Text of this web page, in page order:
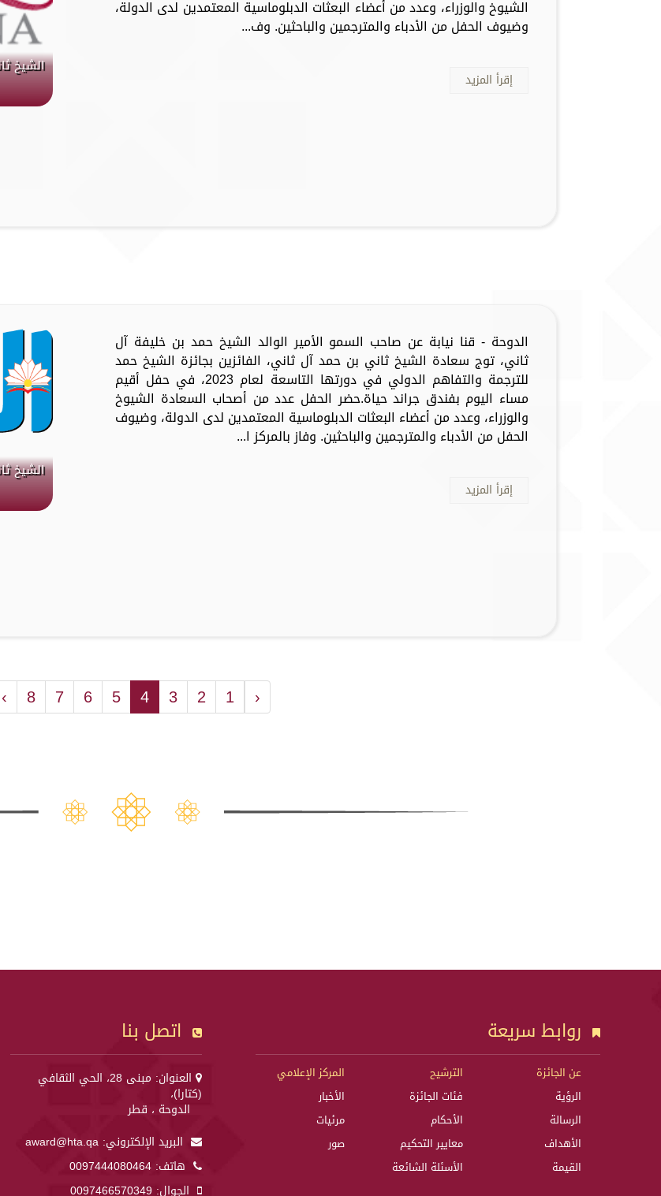
الشيخ
الشيوخ والوزراء، وعدد من أعضاء البعثات الدبلوماسية المعتمدين لدى الدولة،
وضيوف الحفل من الأدباء والمترجمين والباحثين. وف...
إقرأ المزيد
الشيخ
الدوحة - قنا نيابة عن صاحب السمو الأمير الوالد الشيخ حمد بن خليفة آل
ثاني، توج سعادة الشيخ ثاني بن حمد آل ثاني، الفائزين بجائزة الشيخ حمد
للترجمة والتفاهم الدولي في دورتها التاسعة لعام 2023، في حفل أقيم
مساء اليوم بفندق جراند حياة.حضر الحفل عدد من أصحاب السعادة الشيوخ
والوزراء، وعدد من أعضاء البعثات الدبلوماسية المعتمدين لدى الدولة، وضيوف
الحفل من الأدباء والمترجمين والباحثين. وفاز بالمركز ا...
إقرأ المزيد
‹
1
2
3
4
5
6
7
8
›
روابط سريعة
عن الجائزة
الرؤية
الرسالة
الأهداف
القيمة
الترشيح
فئات الجائزة
الأحكام
معايير التحكيم
الأسئلة الشائعة
المركز الإعلامي
الأخبار
مرئيات
صور
اتصل بنا
العنوان: مبنى 28، الحي الثقافي
(كتارا)،
الدوحة ، قطر
البريد الإلكتروني: award@hta.qa
هاتف: 0097444080464
الجوال: 0097466570349